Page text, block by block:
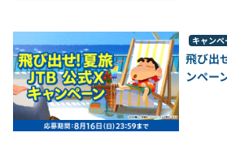
キャンペ
飛び出
ンペー